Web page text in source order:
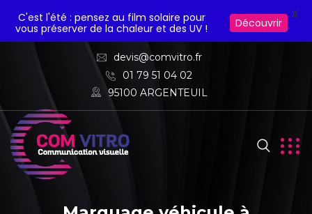
devis@comvitro.fr
01 79 51 04 02
95100 ARGENTEUIL
C'est l'été : pensez au film solaire pour
vous préserver de la chaleur et des UV !
Découvrir
X